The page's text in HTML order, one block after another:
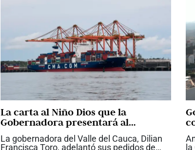
La carta al Niño Dios que la
Gobernadora presentará al
Presidente Abelardo De La Espriella
con proyectos claves para el Valle
La gobernadora del Valle del Cauca, Dilian
Francisca Toro, adelantó sus pedidos de